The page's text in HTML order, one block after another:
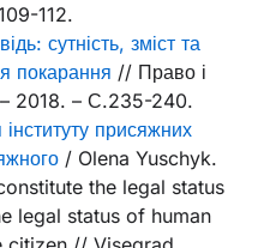
112.
сутність, зміст та
покарання // Право і
2018. – С.235-240.
присяжних
/ Olena Yuschyk.
the legal status
legal status of human